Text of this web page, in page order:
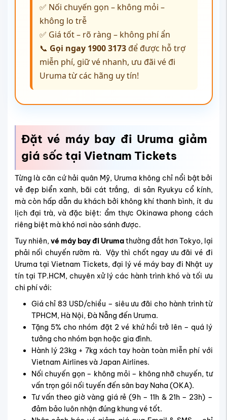
✅ Nối chuyến gọn – không mỏi –
không lo trễ
✅ Giá tốt – rõ ràng – không phí ẩn
📞 Gọi ngay 1900 3173để được hỗ trợ
miễn phí, giữ vé nhanh, ưu đãi vé đi
Uruma từ các hãng uy tín!
Đặt vé máy bay đi Uruma giảm
giá sốc tại Vietnam Tickets
Từng là căn cứ hải quân Mỹ, Uruma không chỉ nổi bật bởi
vẻ đẹp biển xanh, bãi cát trắng, di sản Ryukyu cổ kính,
mà còn hấp dẫn du khách bởi không khí thanh bình, ít du
lịch đại trà, và đặc biệt: ẩm thực Okinawa phong cách
riêng biệt mà khó nơi nào sánh được.
Tuy nhiên,vé máy bay đi Urumathường đắt hơn Tokyo, lại
phải nối chuyến rườm rà. Vậy thì chốt ngay ưu đãi vé đi
Uruma tại Vietnam Tickets, đại lý vé máy bay đi Nhật uy
tín tại TP.HCM, chuyên xử lý các hành trình khó và tối ưu
chi phí với:
Giá chỉ 83 USD/chiều – siêu ưu đãi cho hành trình từ
TPHCM, Hà Nội, Đà Nẵng đến Uruma.
Tặng 5% cho nhóm đặt 2 vé khứ hồi trở lên – quá lý
tưởng cho nhóm bạn hoặc gia đình.
Hành lý 23kg + 7kg xách tay hoàn toàn miễn phí với
Vietnam Airlines và Japan Airlines.
Nối chuyến gọn – không mỏi – không nhỡ chuyến, tư
vấn trọn gói nối tuyến đến sân bay Naha (OKA).
Tư vấn theo giờ vàng giá rẻ (9h – 11h & 21h – 23h) –
đảm bảo luôn nhận đúng khung vé tốt.